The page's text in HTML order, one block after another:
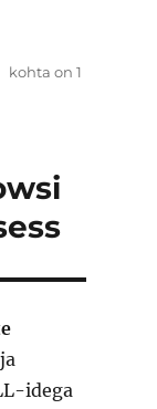
WerFault.exe
kohta on 1
idega